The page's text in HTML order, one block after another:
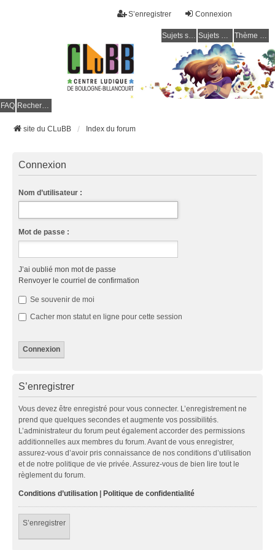
Connexion
S’enregistrer
Sujets sans réponse Sujets actifs Thème clair / foncé
FAQ Rechercher
site du CLuBB Index du forum
Connexion
Nom d’utilisateur :
Mot de passe :
J’ai oublié mon mot de passe
Renvoyer le courriel de confirmation
Se souvenir de moi
Cacher mon statut en ligne pour cette session
S’enregistrer
Vous devez être enregistré pour vous connecter. L’enregistrement ne
prend que quelques secondes et augmente vos possibilités.
L’administrateur du forum peut également accorder des permissions
additionnelles aux membres du forum. Avant de vous enregistrer,
assurez-vous d’avoir pris connaissance de nos conditions d’utilisation
et de notre politique de vie privée. Assurez-vous de bien lire tout le
règlement du forum.
Conditions d’utilisation | Politique de confidentialité
S’enregistrer